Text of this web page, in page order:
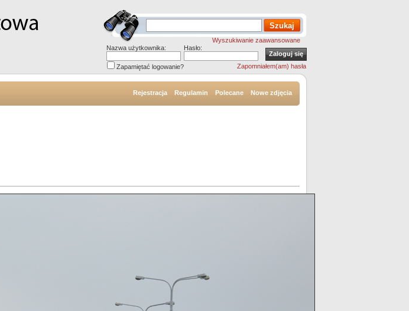
Wyszukiwanie zaawansowane
Nazwa użytkownika:
Hasło:
Zapamiętać logowanie? Zapomniałem(am) hasła
Rejestracja Regulamin Polecane Nowe zdjęcia